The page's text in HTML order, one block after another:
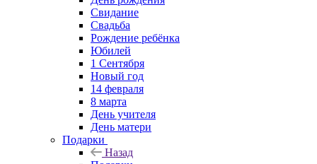
Свидание
Свадьба
Рождение ребёнка
Юбилей
1 Сентября
Новый год
14 февраля
8 марта
День учителя
День матери
Подарки
Назад